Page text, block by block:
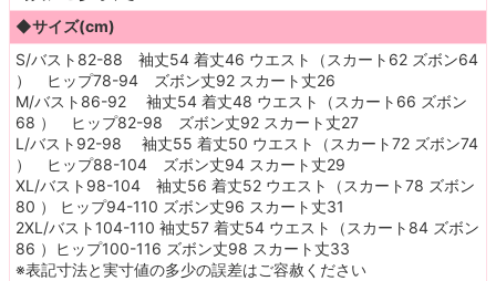
◆サイズ(cm)
S/バスト82-88 袖丈54 着丈46 ウエスト（スカート62 ズボン64
） ヒップ78-94 ズボン丈92 スカート丈26
M/バスト86-92 袖丈54 着丈48 ウエスト（スカート66 ズボン
68 ） ヒップ82-98 ズボン丈92 スカート丈27
L/バスト92-98 袖丈55 着丈50 ウエスト（スカート72 ズボン74
） ヒップ88-104 ズボン丈94 スカート丈29
XL/バスト98-104 袖丈56 着丈52 ウエスト（スカート78 ズボン
80 ） ヒップ94-110 ズボン丈96 スカート丈31
2XL/バスト104-110 袖丈57 着丈54 ウエスト（スカート84 ズボン
86 ）ヒップ100-116 ズボン丈98 スカート丈33
※表記寸法と実寸値の多少の誤差はご容赦ください